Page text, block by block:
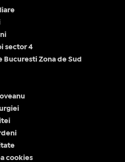
sector 4
Zona de Sud
cookies